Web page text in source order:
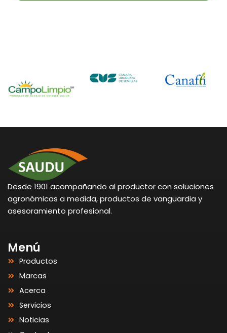
Desde 1901 acompañando al productor con soluciones
agronómicas a medida, productos de vanguardia y
asesoramiento profesional.
Menú
Productos
Marcas
Acerca
Servicios
Noticias